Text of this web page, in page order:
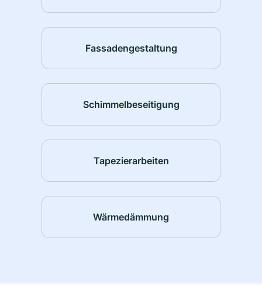
Fassadengestaltung
Schimmelbeseitigung
Tapezierarbeiten
Wärmedämmung